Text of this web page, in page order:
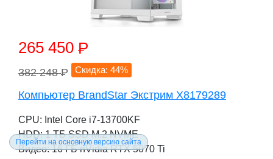
265 450 P
382 248P Скидка: 44%
Компьютер BrandStar Экстрим X8179289
CPU: Intel Core i7-13700KF
HDD: 1 TБ SSD M.2 NVME
Видео: 16 ГБ nVidia RTX 5070 Ti
Перейти на основную версию сайта